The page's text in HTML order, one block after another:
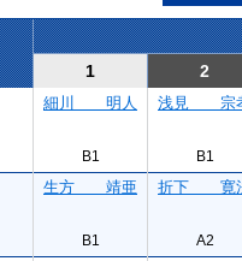
1
2
細川 明人
B1
浅見 宗
B1
生方 靖亜
B1
折下 寛
A2